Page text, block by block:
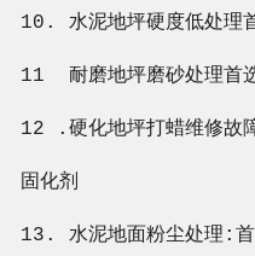
10. 水泥地坪硬度低处理
11 耐磨地坪磨砂处理首
12 .硬化地坪打蜡维修故
固化剂
13. 水泥地面粉尘处理: